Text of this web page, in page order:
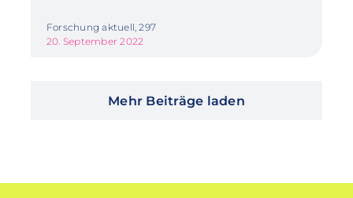
Forschung aktuell, 297
20. September 2022
Mehr Beiträge laden